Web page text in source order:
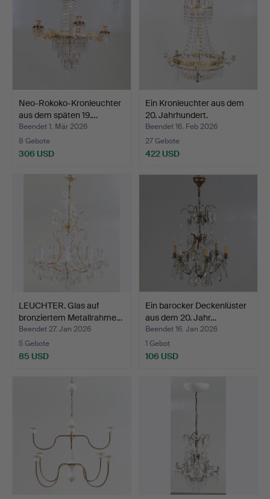
Neo-Rokoko-Kronleuchter
aus dem späten 19.…
Beendet 1. Mär 2026
8 Gebote
306 USD
Ein Kronleuchter aus dem
20. Jahrhundert.
Beendet 16. Feb 2026
27 Gebote
422 USD
LEUCHTER. Glas auf
bronziertem Metallrahme…
Beendet 27. Jan 2026
5 Gebote
85 USD
Ein barocker Deckenlüster
aus dem 20. Jahr…
Beendet 16. Jan 2026
1 Gebot
106 USD